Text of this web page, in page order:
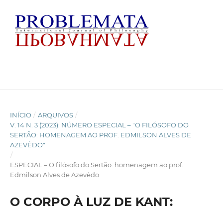
INÍCIO / ARQUIVOS /
V. 14 N. 3 (2023): NÚMERO ESPECIAL – "O FILÓSOFO DO
SERTÃO: HOMENAGEM AO PROF. EDMILSON ALVES DE
AZEVÊDO"
/
ESPECIAL – O filósofo do Sertão: homenagem ao prof.
Edmilson Alves de Azevêdo
O CORPO À LUZ DE KANT: